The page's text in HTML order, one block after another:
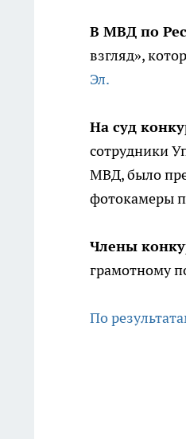
В МВД по
взгляд»,
Эл.
На суд
сотрудники
МВД, было
фотокамеры
Члены
грамотному
По